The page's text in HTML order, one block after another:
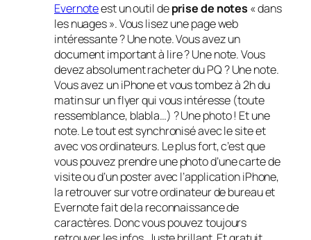
Evernoteest un outil deprise de notes « dans
les nuages ». Vous lisez une page web
intéressante ? Une note. Vous avez un
document important à lire ? Une note. Vous
devez absolument racheter du PQ ? Une note.
Vous avez un iPhone et vous tombez à 2h du
matin sur un flyer qui vous intéresse (toute
ressemblance, blabla…) ? Une photo ! Et une
note. Le tout est synchronisé avec le site et
avec vos ordinateurs. Le plus fort, c’est que
vous pouvez prendre une photo d’une carte de
visite ou d’un poster avec l’application iPhone,
la retrouver sur votre ordinateur de bureau et
Evernote fait de la reconnaissance de
caractères. Donc vous pouvez toujours